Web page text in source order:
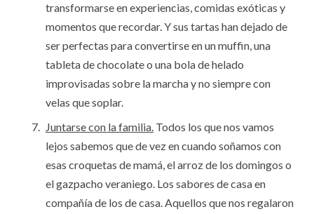
transformarse en experiencias, comidas exóticas y
momentos que recordar. Y sus tartas han dejado de
ser perfectas para convertirse en un muffin, una
tableta de chocolate o una bola de helado
improvisadas sobre la marcha y no siempre con
velas que soplar.
Juntarse con la familia. Todos los que nos vamos
lejos sabemos que de vez en cuando soñamos con
esas croquetas de mamá, el arroz de los domingos o
el gazpacho veraniego. Los sabores de casa en
compañía de los de casa. Aquellos que nos regalaron